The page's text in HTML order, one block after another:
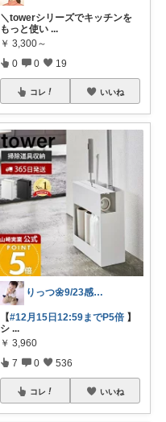
＼towerシリーズでキッチンを
もっと使い ...
￥ 3,300～
0 0 19
コレ いいね
りっつ🌼9/23感謝です🩵
【#12月15日12:59までP5倍 】
シ ...
￥ 3,960
7 0 536
コレ いいね